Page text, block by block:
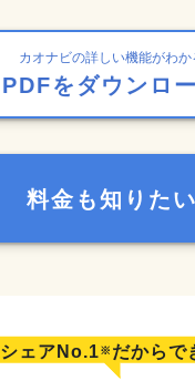
カオナビの詳しい機能がわか
PDFをダウンロ
料金も知りたい
シェアNo.1※ だからで